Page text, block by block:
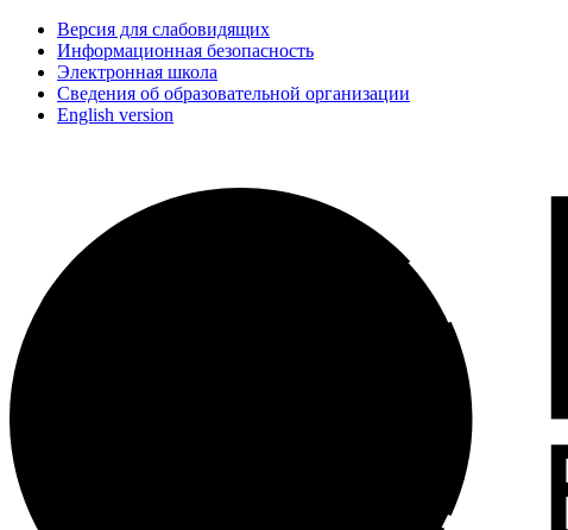
Версия для слабовидящих
Информационная безопасность
Электронная школа
Сведения об образовательной организации
English version